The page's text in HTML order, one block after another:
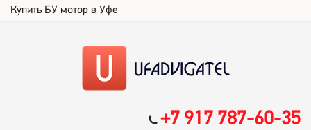
Купить БУ мотор в Уфе
+7 917 787-60-35